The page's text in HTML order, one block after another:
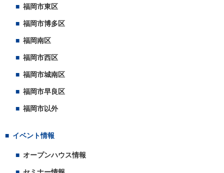
福岡市東区
福岡市博多区
福岡南区
福岡市西区
福岡市城南区
福岡市早良区
福岡市以外
イベント情報
オープンハウス情報